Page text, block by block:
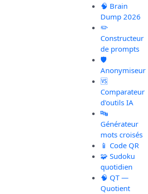
🧠 Brain
Dump 2026
✏️
Constructeur
de prompts
🛡️
Anonymiseur
🆚
Comparateur
d'outils IA
🔤
Générateur
mots croisés
📱 Code QR
🧩 Sudoku
quotidien
🧠 QT —
Quotient